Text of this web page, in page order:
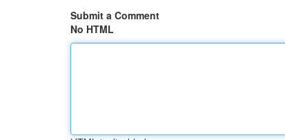
Submit a Comment
No HTML